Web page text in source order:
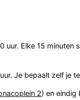
Elke 15 minuten
Je bepaalt zelf je
2) en